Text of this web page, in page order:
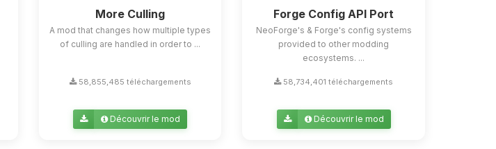
More Culling
A mod that changes how multiple types
of culling are handled in order to ...
58,855,485 téléchargements
Découvrir le mod
Forge Config API Port
NeoForge's & Forge's config systems
provided to other modding
ecosystems. ...
58,734,401 téléchargements
Découvrir le mod